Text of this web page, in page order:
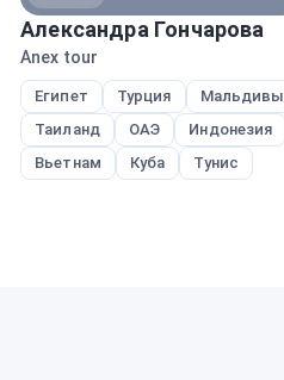
Александра Гончарова
Anex tour
Египет Турция
Мальдивы
Таиланд
ОАЭ
Индонезия
Вьетнам
Куба Тунис